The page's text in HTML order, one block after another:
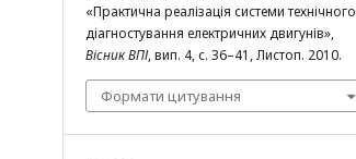
«Практична реалізація системи технічного
діагностування електричних двигунів»,
Вісник ВПІ, вип. 4, с. 36–41, Листоп. 2010.
Формати цитування